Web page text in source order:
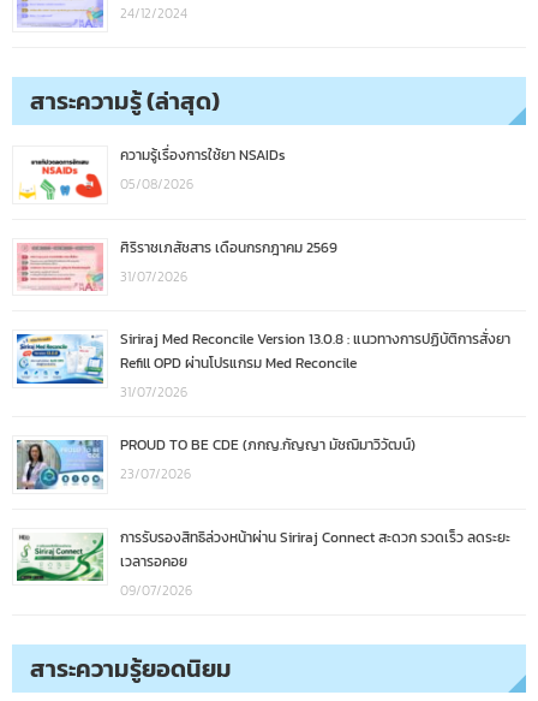
24/12/2024
สาระความรู้ (ล่าสุด)
ความรู้เรื่องการใช้ยา NSAIDs
05/08/2026
ศิริราชเภสัชสาร เดือนกรกฎาคม 2569
31/07/2026
Siriraj Med Reconcile Version 13.0.8 : แนวทางการปฏิบัติการสั่งยา
Refill OPD ผ่านโปรแกรม Med Reconcile
31/07/2026
PROUD TO BE CDE (ภกญ.กัญญา มัชฌิมาวิวัฒน์)
23/07/2026
การรับรองสิทธิล่วงหน้าผ่าน Siriraj Connect สะดวก รวดเร็ว ลดระยะ
เวลารอคอย
09/07/2026
สาระความรู้ยอดนิยม